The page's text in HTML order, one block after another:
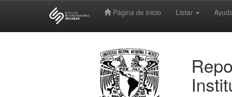
Página de inicio Listar